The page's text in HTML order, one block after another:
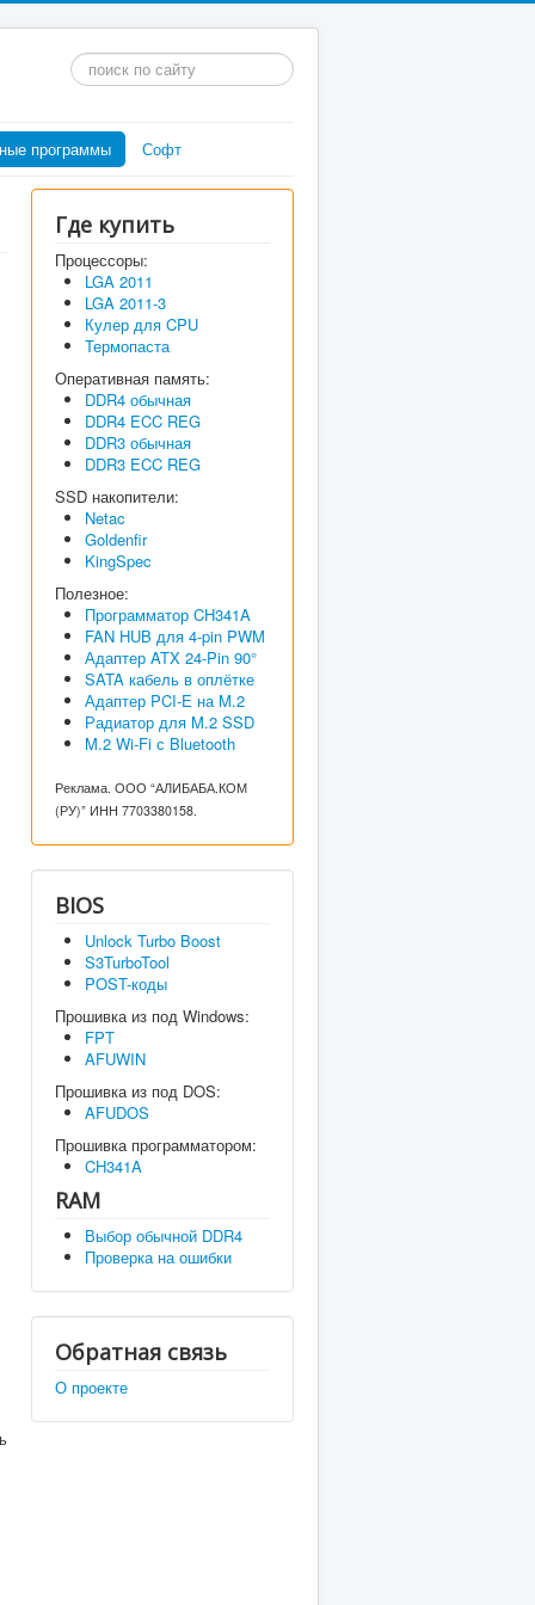
Искать...
программы Софт
Где купить
Процессоры:
LGA 2011
LGA 2011-3
Кулер для CPU
Термопаста
Оперативная память:
DDR4 обычная
DDR4 ECC REG
DDR3 обычная
DDR3 ECC REG
SSD накопители:
Netac
Goldenfir
KingSpec
Полезное:
Программатор CH341A
FAN HUB для 4-pin PWM
Адаптер ATX 24-Pin 90°
SATA кабель в оплётке
Адаптер PCI-E на M.2
Радиатор для M.2 SSD
M.2 Wi-Fi с Bluetooth
Реклама. ООО “АЛИБАБА.КОМ
(РУ)” ИНН 7703380158.
BIOS
Unlock Turbo Boost
S3TurboTool
POST-коды
Прошивка из под Windows:
FPT
AFUWIN
Прошивка из под DOS:
AFUDOS
Прошивка программатором:
CH341A
RAM
Выбор обычной DDR4
Проверка на ошибки
Обратная связь
О проекте